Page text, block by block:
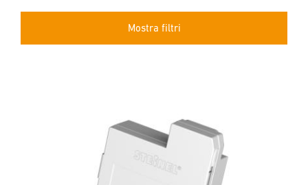
Mostra filtri